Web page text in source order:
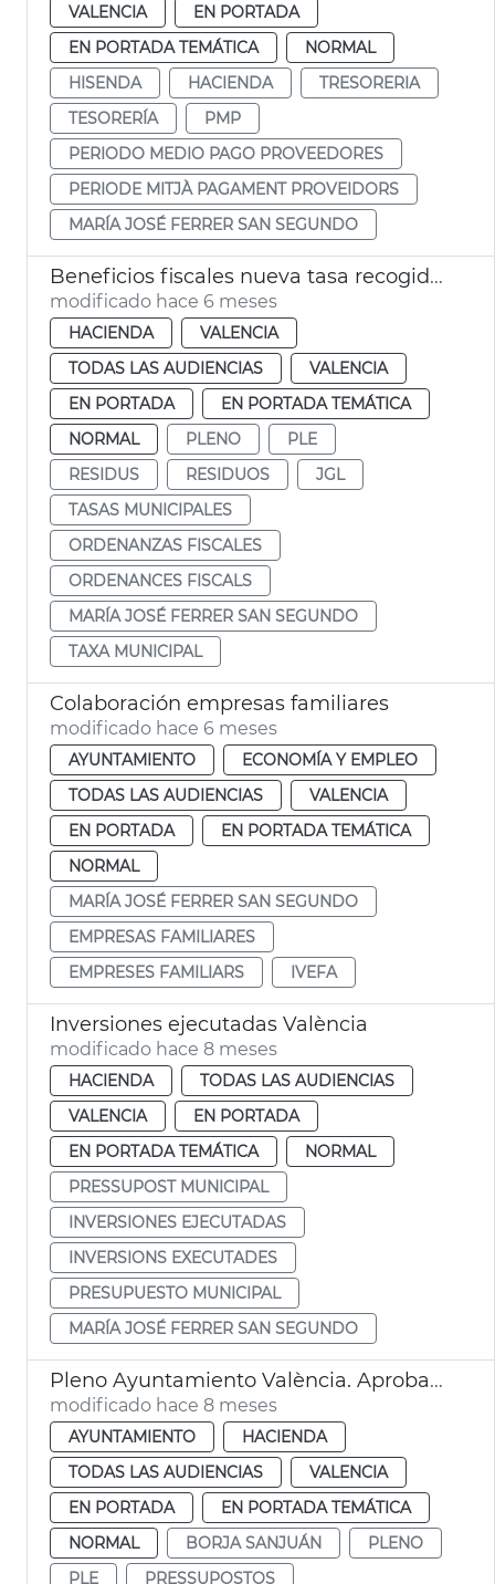
VALENCIA
EN PORTADA
EN PORTADA TEMÁTICA
NORMAL
HISENDA
HACIENDA
TRESORERIA
TESORERÍA
PMP
PERIODO MEDIO PAGO PROVEEDORES
PERIODE MITJÀ PAGAMENT PROVEIDORS
MARÍA JOSÉ FERRER SAN SEGUNDO
Beneficios fiscales nueva tasa recogida de residuos Ayuntamiento València
modificado hace 6 meses
HACIENDA
VALENCIA
TODAS LAS AUDIENCIAS
VALENCIA
EN PORTADA
EN PORTADA TEMÁTICA
NORMAL
PLENO
PLE
RESIDUS
RESIDUOS
JGL
TASAS MUNICIPALES
ORDENANZAS FISCALES
ORDENANCES FISCALS
MARÍA JOSÉ FERRER SAN SEGUNDO
TAXA MUNICIPAL
Colaboración empresas familiares
modificado hace 6 meses
AYUNTAMIENTO
ECONOMÍA Y EMPLEO
TODAS LAS AUDIENCIAS
VALENCIA
EN PORTADA
EN PORTADA TEMÁTICA
NORMAL
MARÍA JOSÉ FERRER SAN SEGUNDO
EMPRESAS FAMILIARES
EMPRESES FAMILIARS
IVEFA
Inversiones ejecutadas València
modificado hace 8 meses
HACIENDA
TODAS LAS AUDIENCIAS
VALENCIA
EN PORTADA
EN PORTADA TEMÁTICA
NORMAL
PRESSUPOST MUNICIPAL
INVERSIONES EJECUTADAS
INVERSIONS EXECUTADES
PRESUPUESTO MUNICIPAL
MARÍA JOSÉ FERRER SAN SEGUNDO
Pleno Ayuntamiento València. Aprobación provisional presupuestos
modificado hace 8 meses
AYUNTAMIENTO
HACIENDA
TODAS LAS AUDIENCIAS
VALENCIA
EN PORTADA
EN PORTADA TEMÁTICA
NORMAL
BORJA SANJUÁN
PLENO
PLE
PRESSUPOSTOS